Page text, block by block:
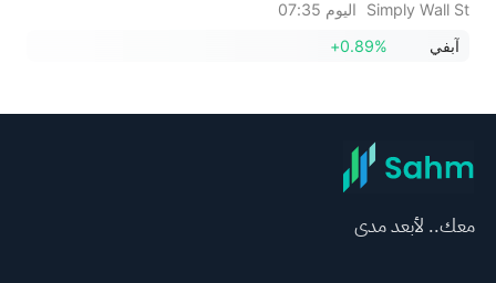
في أوروبا
Simply Wall St
اليوم 07:35
آبفي
+0.89%
معك.. لأبعد مدى